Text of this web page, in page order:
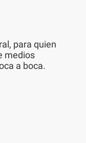
para quien
medios
a boca.